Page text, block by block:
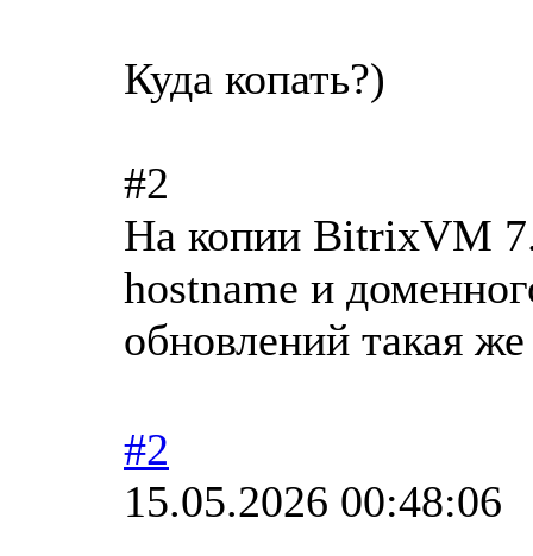
Куда копать?)
#2
На копии BitrixVM
hostname и
обновлений такая
#2
15.05.2026 00:48:06